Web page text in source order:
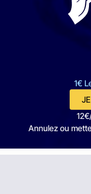
1€
Annulez ou